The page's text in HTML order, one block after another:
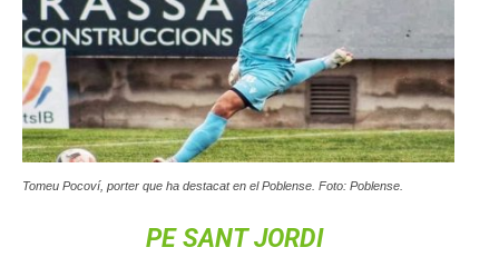
Tomeu Pocoví, porter que ha destacat en el Poblense. Foto: Poblense.
PE SANT JORDI